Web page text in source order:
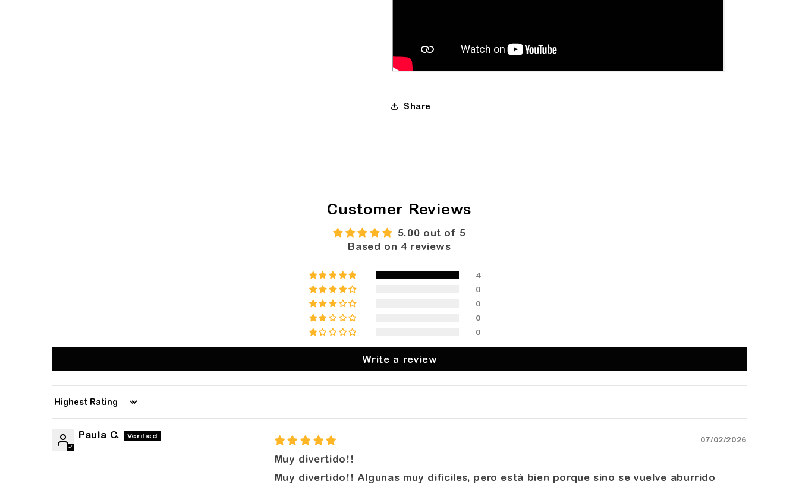
Share
Customer Reviews
5.00 out of 5
Based on 4 reviews
4
0
0
0
0
Write a review
Sort by
Paula C. 07/02/2026
Muy divertido!!
Muy divertido!! Algunas muy difíciles, pero está bien porque sino se vuelve aburrido